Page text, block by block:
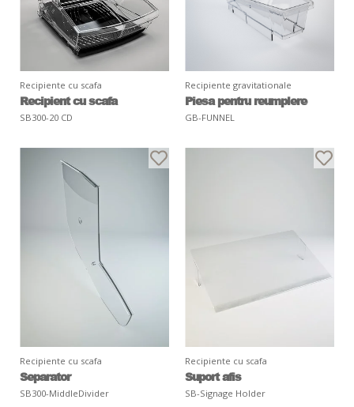
Recipiente cu scafa
Recipient cu scafa
SB300-20 CD
Recipiente gravitationale
Piesa pentru reumplere
GB-FUNNEL
Recipiente cu scafa
Separator
SB300-MiddleDivider
Recipiente cu scafa
Suport afis
SB-Signage Holder